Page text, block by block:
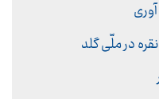
در ملّی گلد